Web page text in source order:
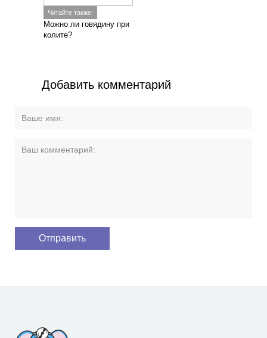
Читайте также:
Можно ли говядину при
колите?
Добавить комментарий